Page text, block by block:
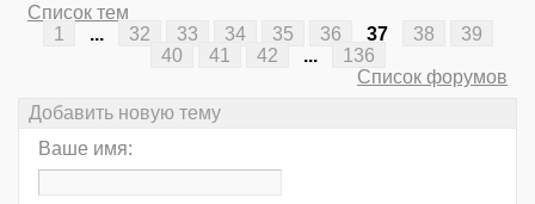
Список тем
1
... 32 33 34 35 36 37 38
39
40
41 42 ...
136
Список форумов
Добавить новую тему
Ваше имя: